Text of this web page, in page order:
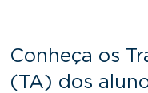
Conheça os
(TA) dos